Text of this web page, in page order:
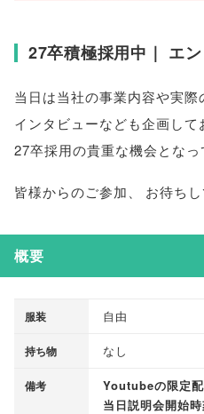
27卒積極採用中｜ エ
当日は当社の事業内容や実
インタビューなども企画して
27卒採用の貴重な機会となっ
皆様からのご参加、 お待ち
概要
服装 自由
持ち物 なし
備考 Youtubeの限定
当日説明会開始